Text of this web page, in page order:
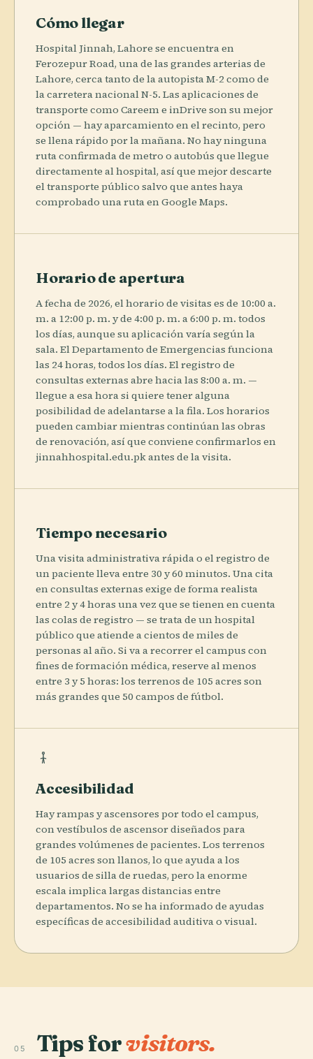
Cómo llegar
Hospital Jinnah, Lahore se encuentra en
Ferozepur Road, una de las grandes arterias de
Lahore, cerca tanto de la autopista M-2 como de
la carretera nacional N-5. Las aplicaciones de
transporte como Careem e inDrive son su mejor
opción — hay aparcamiento en el recinto, pero
se llena rápido por la mañana. No hay ninguna
ruta confirmada de metro o autobús que llegue
directamente al hospital, así que mejor descarte
el transporte público salvo que antes haya
comprobado una ruta en Google Maps.
Horario de apertura
A fecha de 2026, el horario de visitas es de 10:00 a.
m. a 12:00 p. m. y de 4:00 p. m. a 6:00 p. m. todos
los días, aunque su aplicación varía según la
sala. El Departamento de Emergencias funciona
las 24 horas, todos los días. El registro de
consultas externas abre hacia las 8:00 a. m. —
llegue a esa hora si quiere tener alguna
posibilidad de adelantarse a la fila. Los horarios
pueden cambiar mientras continúan las obras
de renovación, así que conviene confirmarlos en
jinnahhospital.edu.pk antes de la visita.
Tiempo necesario
Una visita administrativa rápida o el registro de
un paciente lleva entre 30 y 60 minutos. Una cita
en consultas externas exige de forma realista
entre 2 y 4 horas una vez que se tienen en cuenta
las colas de registro — se trata de un hospital
público que atiende a cientos de miles de
personas al año. Si va a recorrer el campus con
fines de formación médica, reserve al menos
entre 3 y 5 horas: los terrenos de 105 acres son
más grandes que 50 campos de fútbol.
Accesibilidad
Hay rampas y ascensores por todo el campus,
con vestíbulos de ascensor diseñados para
grandes volúmenes de pacientes. Los terrenos
de 105 acres son llanos, lo que ayuda a los
usuarios de silla de ruedas, pero la enorme
escala implica largas distancias entre
departamentos. No se ha informado de ayudas
específicas de accesibilidad auditiva o visual.
05 Tips forvisitors.